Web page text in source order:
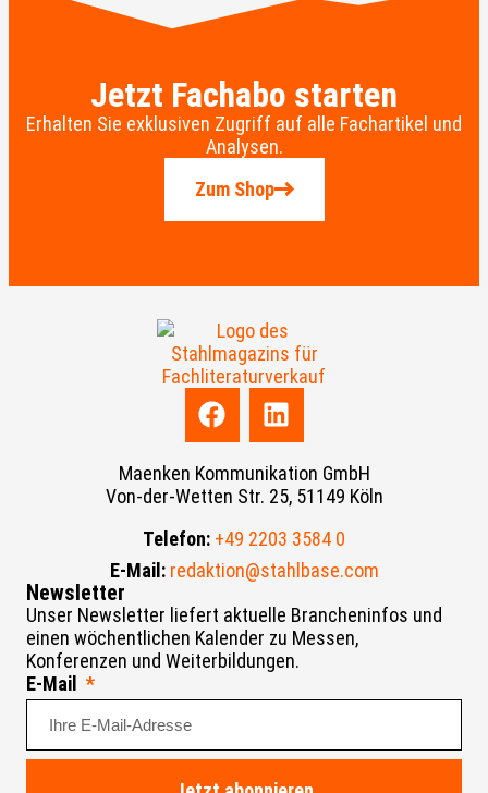
Jetzt Fachabo starten
Erhalten Sie exklusiven Zugriff auf alle Fachartikel und
Analysen.
Zum Shop
Newsletter
Unser Newsletter liefert aktuelle Brancheninfos und
einen wöchentlichen Kalender zu Messen,
Konferenzen und Weiterbildungen.
E-Mail
Maenken Kommunikation GmbH
Von-der-Wetten Str. 25, 51149 Köln
Telefon: +49 2203 3584 0
E-Mail: redaktion@stahlbase.com